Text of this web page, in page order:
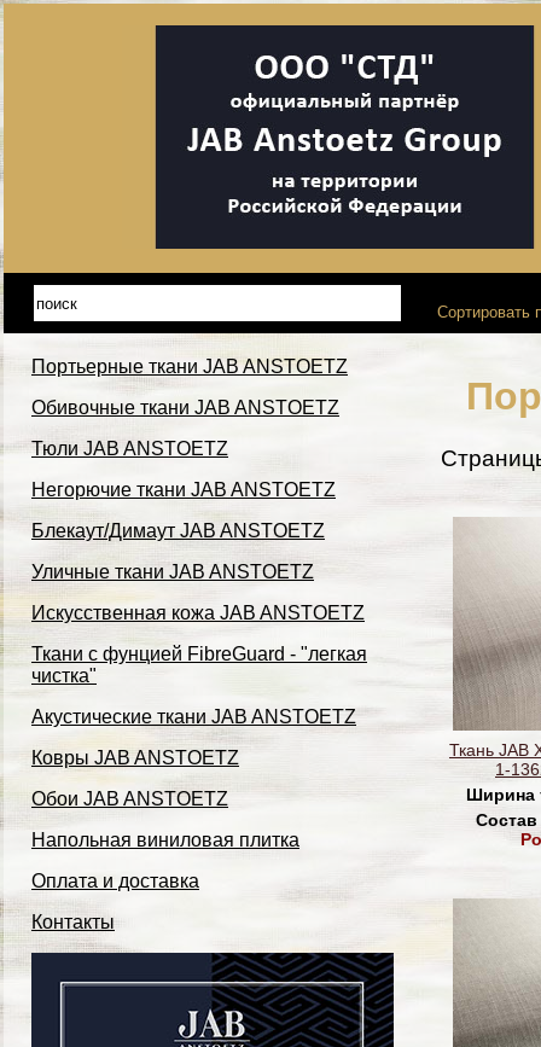
Портьерные ткани JAB ANSTOETZ
Обивочные ткани JAB ANSTOETZ
Тюли JAB ANSTOETZ
Негорючие ткани JAB ANSTOETZ
Блекаут/Димаут JAB ANSTOETZ
Уличные ткани JAB ANSTOETZ
Искусственная кожа JAB ANSTOETZ
Ткани с фунцией FibreGuard - "легкая
чистка"
Акустические ткани JAB ANSTOETZ
Ковры JAB ANSTOETZ
Обои JAB ANSTOETZ
Напольная виниловая плитка
Оплата и доставка
Контакты
Сортировать
Ткань JAB
1-
Ширина